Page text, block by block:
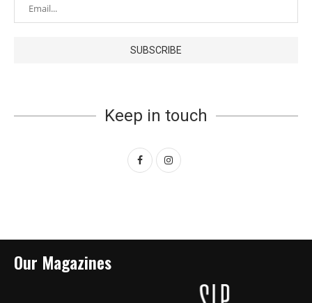
Keep in touch
Our Magazines